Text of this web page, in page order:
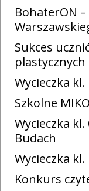
BohaterON
Sukces
plastycznych
Wycieczka
Szkolne
Wycieczka
Budach
Wycieczka
Konkurs